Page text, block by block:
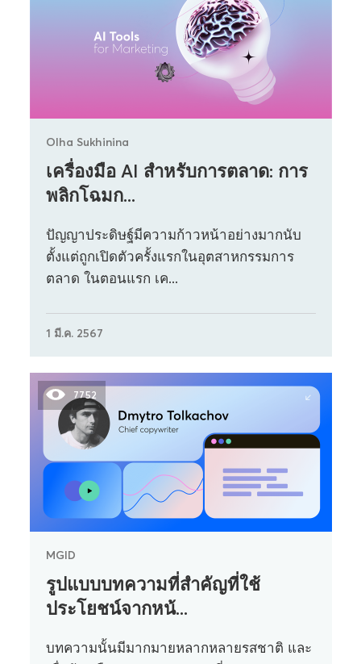
Olha Sukhinina
เครื่องมือ AI สำหรับการตลาด: การ
พลิกโฉมก...
ปัญญาประดิษฐ์มีความก้าวหน้าอย่างมากนับ
ตั้งแต่ถูกเปิดตัวครั้งแรกในอุตสาหกรรมการ
ตลาด ในตอนแรก เค...
1 มี.ค. 2567
7752
MGID
รูปแบบบทความที่สำคัญที่ใช้
ประโยชน์จากหน้...
บทความนั้นมีมากมายหลากหลายรสชาติ และ